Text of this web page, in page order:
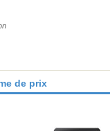
de prix